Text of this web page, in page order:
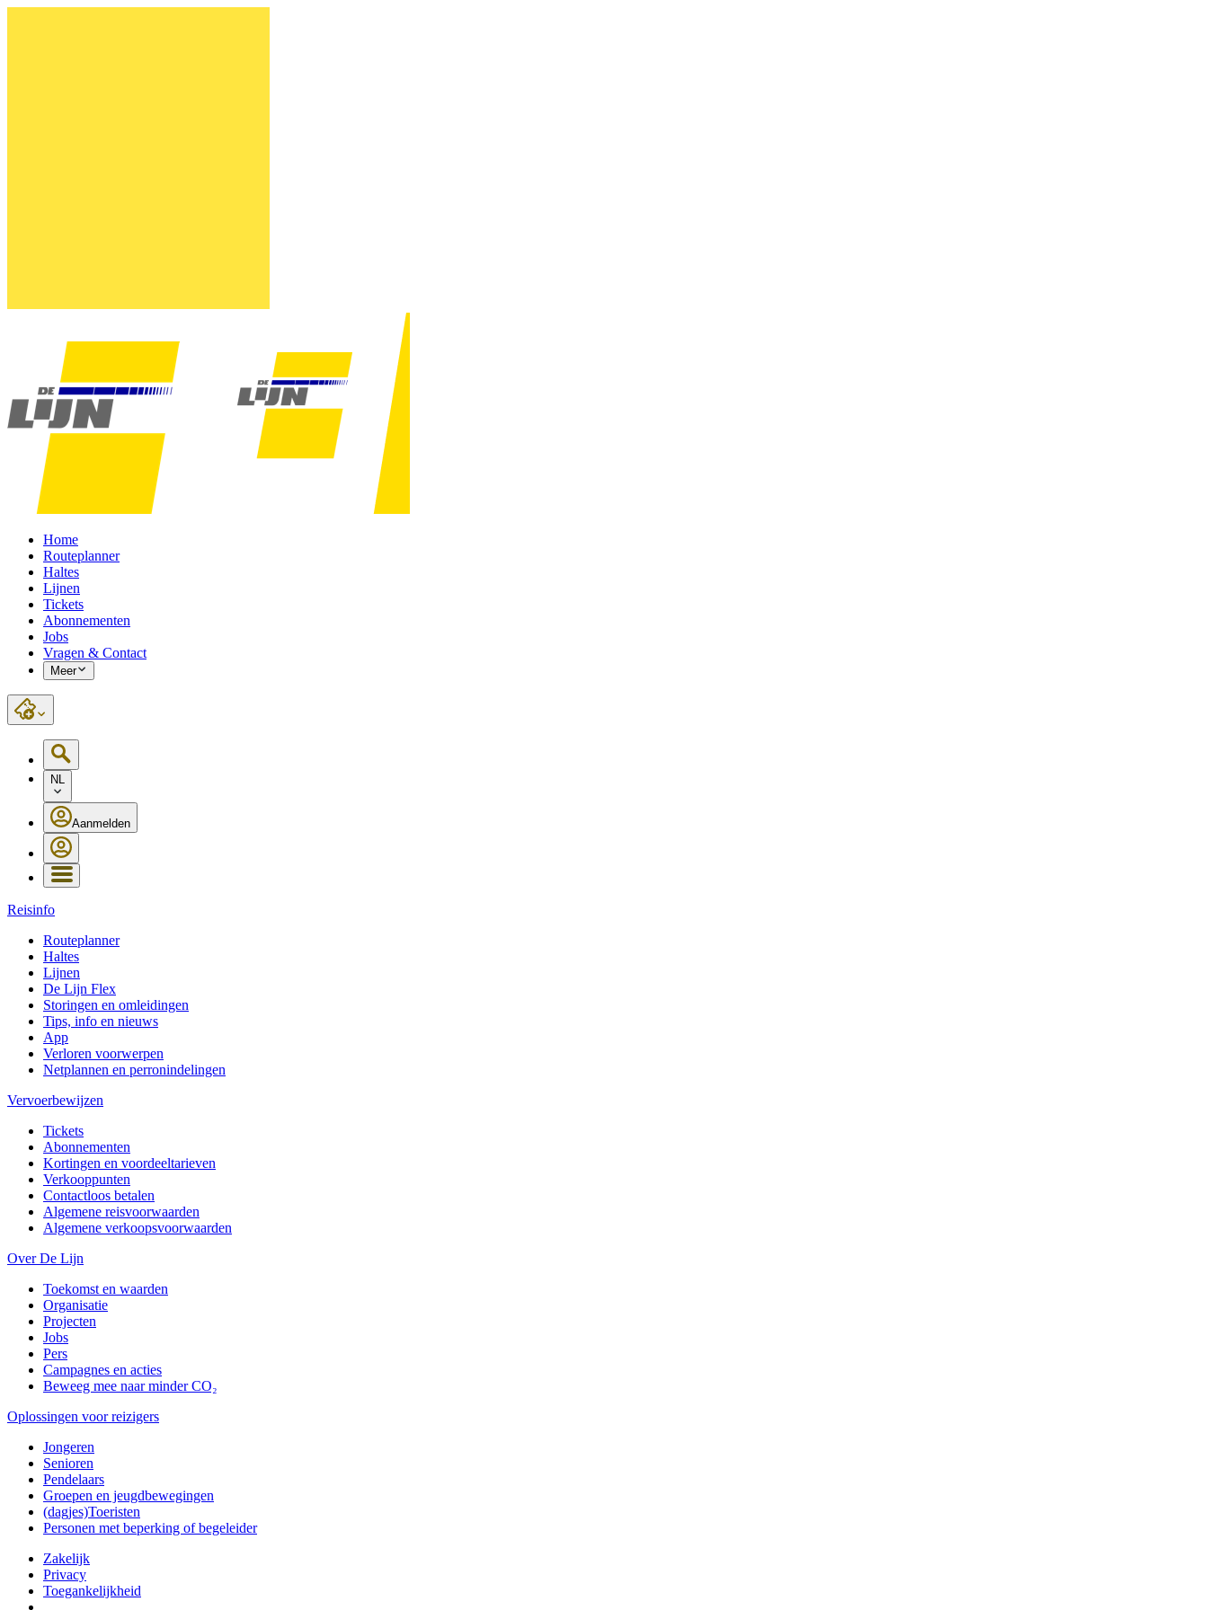
Home
Routeplanner
Haltes
Lijnen
Tickets
Abonnementen
Jobs
Vragen & Contact
Meer
NL
Aanmelden
Reisinfo
Routeplanner
Haltes
Lijnen
De Lijn Flex
Storingen en omleidingen
Tips, info en nieuws
App
Verloren voorwerpen
Netplannen en perronindelingen
Vervoerbewijzen
Tickets
Abonnementen
Kortingen en voordeeltarieven
Verkooppunten
Contactloos betalen
Algemene reisvoorwaarden
Algemene verkoopsvoorwaarden
Over De Lijn
Toekomst en waarden
Organisatie
Projecten
Jobs
Pers
Campagnes en acties
Beweeg mee naar minder CO₂
Oplossingen voor reizigers
Jongeren
Senioren
Pendelaars
Groepen en jeugdbewegingen
(dagjes)Toeristen
Personen met beperking of begeleider
Zakelijk
Privacy
Toegankelijkheid